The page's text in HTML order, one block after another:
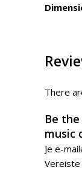
There
Be
music
Je e-